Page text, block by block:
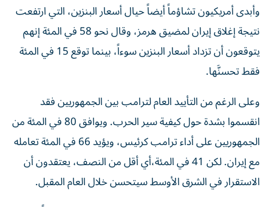
وأبدى أمريكيون تشاؤماً أيضاً حيال أسعار البنزين، التي ارتفعت
نتيجة إغلاق إيران لمضيق هرمز، وقال نحو 58 في المئة إنهم
يتوقعون أن تزداد أسعار البنزين سوءاً، بينما توقع 15 في المئة
فقط تحسنَّها.
وعلى الرغم من التأييد العام لترامب بين الجمهوريين فقد
انقسموا بشدة حول كيفية سير الحرب. ويوافق 80 في المئة من
الجمهوريين على أداء ترامب كرئيس، ويؤيد 66 في المئة تعامله
مع إيران. لكن 41 في المئة،​أي أقل من النصف، يعتقدون أن
الاستقرار في الشرق الأوسط سيتحسن خلال العام المقبل.